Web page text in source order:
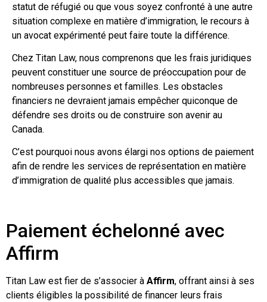
statut de réfugié ou que vous soyez confronté à une autre
situation complexe en matière d’immigration, le recours à
un avocat expérimenté peut faire toute la différence.
Chez Titan Law, nous comprenons que les frais juridiques
peuvent constituer une source de préoccupation pour de
nombreuses personnes et familles. Les obstacles
financiers ne devraient jamais empêcher quiconque de
défendre ses droits ou de construire son avenir au
Canada.
C’est pourquoi nous avons élargi nos options de paiement
afin de rendre les services de représentation en matière
d’immigration de qualité plus accessibles que jamais.
Paiement échelonné avec
Affirm
Titan Law est fier de s’associer à Affirm, offrant ainsi à ses
clients éligibles la possibilité de financer leurs frais